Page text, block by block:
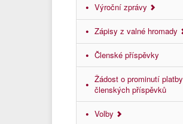
Výroční zprávy
Zápisy z valné hromady
Členské příspěvky
Žádost o prominutí platby
členských příspěvků
Volby